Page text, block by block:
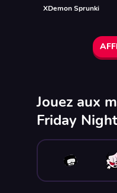
XDemon Sprunki
Jouez aux
Friday